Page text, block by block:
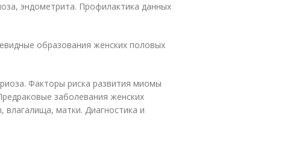
эндометрита. Профилактика данных
образования женских половых
Факторы риска развития миомы
заболевания женских
влагалища, матки. Диагностика и